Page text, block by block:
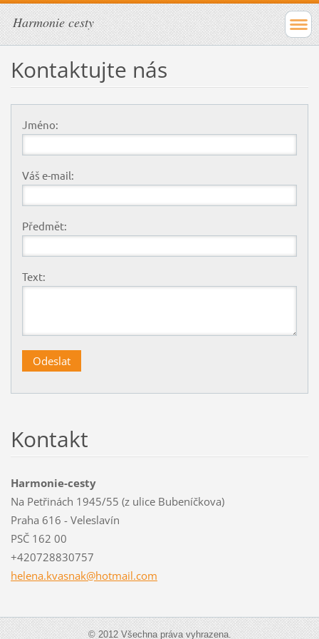
Harmonie cesty
Kontaktujte nás
Jméno:
Váš e-mail:
Předmět:
Text:
Kontakt
Harmonie-cesty
Na Petřinách 1945/55 (z ulice Bubeníčkova)
Praha 616 - Veleslavín
PSČ 162 00
+420728830757
helena.kvasnak@hotmail.com
© 2012 Všechna práva vyhrazena.